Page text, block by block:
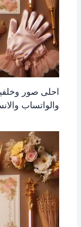
احلى صور
والواتساب